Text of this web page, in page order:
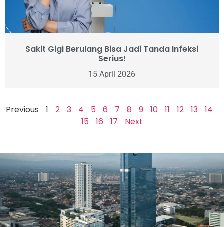
Sakit Gigi Berulang Bisa Jadi Tanda Infeksi
Serius!
15 April 2026
Previous 1 2 3 4 5 6 7 8 9 10 11 12 13
14
15
16 17 Next